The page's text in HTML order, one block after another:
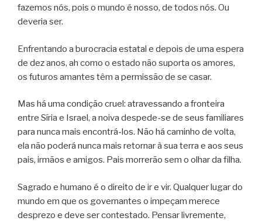
fazemos nós, pois o mundo é nosso, de todos nós. Ou
deveria ser.
Enfrentando a burocracia estatal e depois de uma espera
de dez anos, ah como o estado não suporta os amores,
os futuros amantes têm a permissão de se casar.
Mas há uma condição cruel: atravessando a fronteira
entre Síria e Israel, a noiva despede-se de seus familiares
para nunca mais encontrá-los. Não há caminho de volta,
ela não poderá nunca mais retornar à sua terra e aos seus
pais, irmãos e amigos. Pais morrerão sem o olhar da filha.
Sagrado e humano é o direito de ir e vir. Qualquer lugar do
mundo em que os governantes o impeçam merece
desprezo e deve ser contestado. Pensar livremente,